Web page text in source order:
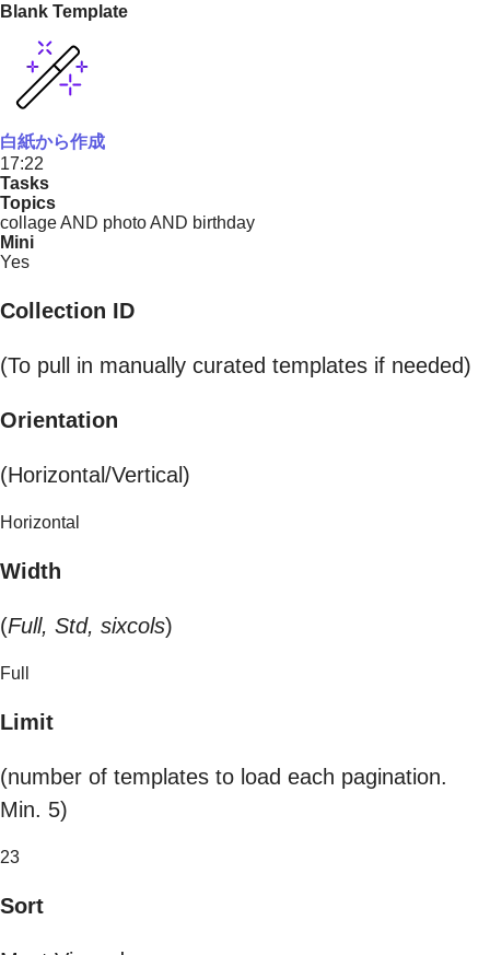
Blank Template
白紙から作成
17:22
Tasks
Topics
collage AND photo AND birthday
Mini
Yes
Collection ID
(To pull in manually curated templates if needed)
Orientation
(Horizontal/Vertical)
Horizontal
Width
(Full, Std, sixcols)
Full
Limit
(number of templates to load each pagination.
Min. 5)
23
Sort